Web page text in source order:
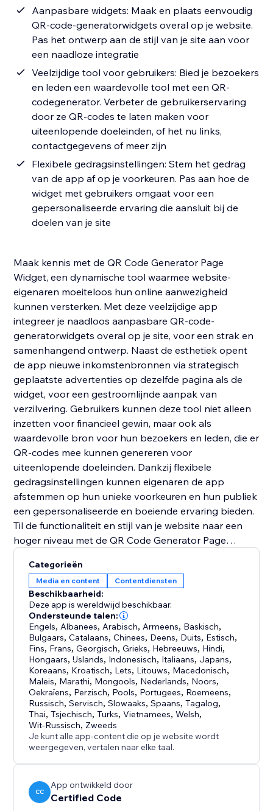
Aanpasbare widgets: Maak en plaats eenvoudig
QR-code-generatorwidgets overal op je website.
Pas het ontwerp aan de stijl van je site aan voor
een naadloze integratie
Veelzijdige tool voor gebruikers: Bied je bezoekers
en leden een waardevolle tool met een QR-
codegenerator. Verbeter de gebruikerservaring
door ze QR-codes te laten maken voor
uiteenlopende doeleinden, of het nu links,
contactgegevens of meer zijn
Flexibele gedragsinstellingen: Stem het gedrag
van de app af op je voorkeuren. Pas aan hoe de
widget met gebruikers omgaat voor een
gepersonaliseerde ervaring die aansluit bij de
doelen van je site
Maak kennis met de QR Code Generator Page
Widget, een dynamische tool waarmee website-
eigenaren moeiteloos hun online aanwezigheid
kunnen versterken. Met deze veelzijdige app
integreer je naadloos aanpasbare QR-code-
generatorwidgets overal op je site, voor een strak en
samenhangend ontwerp. Naast de esthetiek opent
de app nieuwe inkomstenbronnen via strategisch
geplaatste advertenties op dezelfde pagina als de
widget, voor een gestroomlijnde aanpak van
verzilvering. Gebruikers kunnen deze tool niet alleen
inzetten voor financieel gewin, maar ook als
waardevolle bron voor hun bezoekers en leden, die er
QR-codes mee kunnen genereren voor
uiteenlopende doeleinden. Dankzij flexibele
gedragsinstellingen kunnen eigenaren de app
afstemmen op hun unieke voorkeuren en hun publiek
een gepersonaliseerde en boeiende ervaring bieden.
Til de functionaliteit en stijl van je website naar een
hoger niveau met de QR Code Generator Page
integratie, verzilvering en gebruikerstevredenheid.
Categorieën
Media en content Contentdiensten
Beschikbaarheid:
Deze app is wereldwijd beschikbaar.
Ondersteunde talen:
Engels, Albanees, Arabisch, Armeens, Baskisch,
Bulgaars,Catalaans,Chinees, Deens, Duits, Estisch,
Fins, Frans,Georgisch,Grieks, Hebreeuws, Hindi,
Hongaars,IJslands, Indonesisch, Italiaans, Japans,
Koreaans, Kroatisch, Lets, Litouws, Macedonisch,
Maleis, Marathi, Mongools, Nederlands, Noors,
Oekraïens, Perzisch, Pools, Portugees, Roemeens,
Russisch,Servisch,Slowaaks,Spaans,Tagalog,
Thai,Tsjechisch,Turks,Vietnamees,Welsh,
Wit-Russisch, Zweeds
Je kunt alle app-content die op je website wordt
weergegeven, vertalen naar elke taal.
CC
App ontwikkeld door
Certified Code